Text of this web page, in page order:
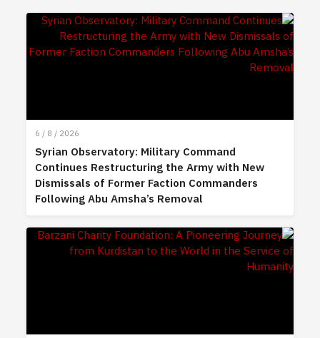
6 / 8 / 2026
Syrian Observatory: Military Command
Continues Restructuring the Army with New
Dismissals of Former Faction Commanders
Following Abu Amsha’s Removal